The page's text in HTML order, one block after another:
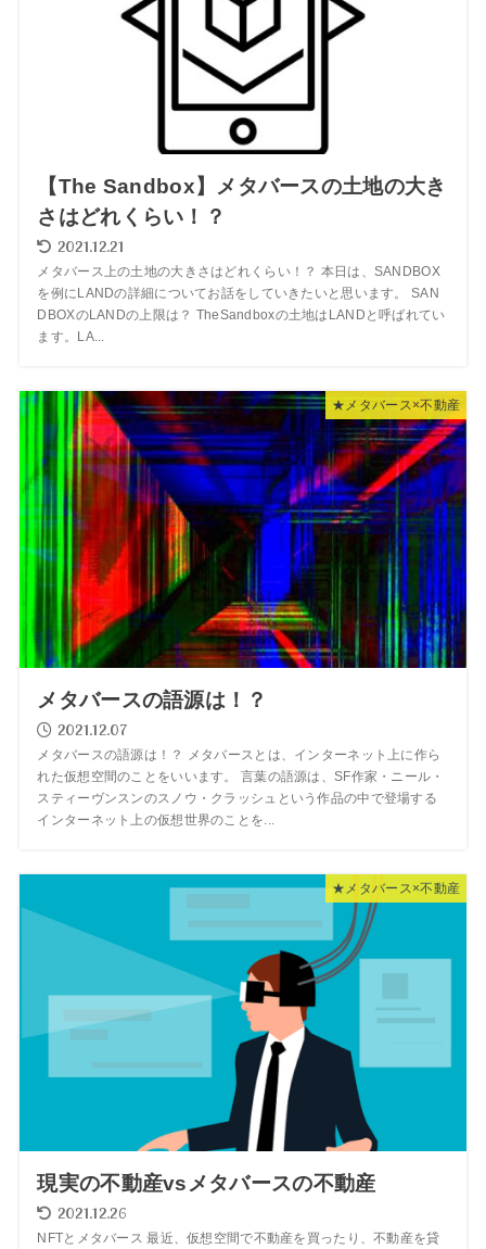
【The Sandbox】メタバースの土地の大き
さはどれくらい！？
2021.12.21
メタバース上の土地の大きさはどれくらい！？ 本日は、SANDBOX
を例にLANDの詳細についてお話をしていきたいと思います。 SAN
DBOXのLANDの上限は？ TheSandboxの土地はLANDと呼ばれてい
ます。LA...
★メタバース×不動産
メタバースの語源は！？
2021.12.07
メタバースの語源は！？ メタバースとは、インターネット上に作ら
れた仮想空間のことをいいます。 言葉の語源は、SF作家・ニール・
スティーヴンスンのスノウ・クラッシュという作品の中で登場する
インターネット上の仮想世界のことを...
★メタバース×不動産
現実の不動産vsメタバースの不動産
2021.12.26
NFTとメタバース 最近、仮想空間で不動産を買ったり、不動産を貸